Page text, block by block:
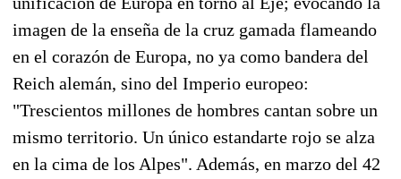
imagen de la enseña de la cruz gamada flameando
en el corazón de Europa, no ya como bandera del
Reich alemán, sino del Imperio europeo:
"Trescientos millones de hombres cantan sobre un
mismo territorio. Un único estandarte rojo se alza
en la cima de los Alpes". Además, en marzo del 42